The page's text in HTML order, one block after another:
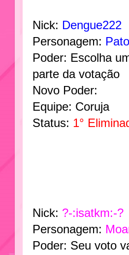
Nick: Dengue222
Personagem:
Poder: Escolha
parte da votação
Novo Poder:
Equipe: Coruja
Status: 1°
Nick: ?-:isatkm:-?
Personagem:
Poder: Seu voto